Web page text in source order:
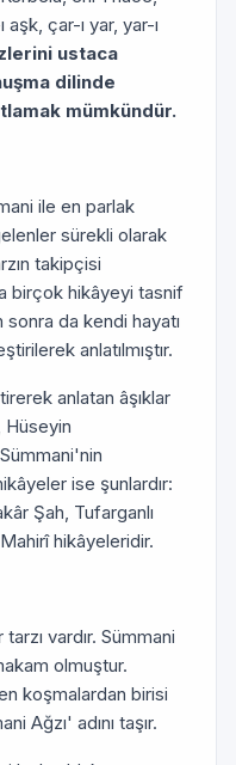
çar-ı yar, yar-ı
ustaca
dilinde
mümkündür.
ile en parlak
sürekli olarak
takipçisi
birçok hikâyeyi tasnif
sonra da kendi hayatı
anlatılmıştır.
anlatan âşıklar
Hüseyin
ise şunlardır:
Şah, Tufarganlı
hikâyeleridir.
vardır. Sümmani
olmuştur.
koşmalardan birisi
Ağzı' adını taşır.